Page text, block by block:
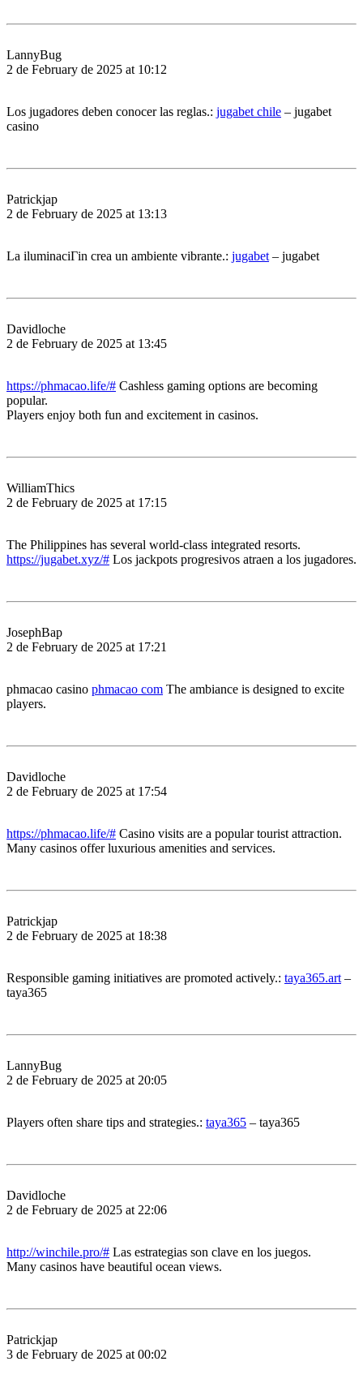
LannyBug
2 de February de 2025 at 10:12
Los jugadores deben conocer las reglas.: jugabet chile – jugabet
casino
Patrickjap
2 de February de 2025 at 13:13
La iluminaciГіn crea un ambiente vibrante.: jugabet – jugabet
Davidloche
2 de February de 2025 at 13:45
https://phmacao.life/# Cashless gaming options are becoming
popular.
Players enjoy both fun and excitement in casinos.
WilliamThics
2 de February de 2025 at 17:15
The Philippines has several world-class integrated resorts.
https://jugabet.xyz/# Los jackpots progresivos atraen a los jugadores.
JosephBap
2 de February de 2025 at 17:21
phmacao casino phmacao com The ambiance is designed to excite
players.
Davidloche
2 de February de 2025 at 17:54
https://phmacao.life/# Casino visits are a popular tourist attraction.
Many casinos offer luxurious amenities and services.
Patrickjap
2 de February de 2025 at 18:38
Responsible gaming initiatives are promoted actively.: taya365.art –
taya365
LannyBug
2 de February de 2025 at 20:05
Players often share tips and strategies.: taya365 – taya365
Davidloche
2 de February de 2025 at 22:06
http://winchile.pro/# Las estrategias son clave en los juegos.
Many casinos have beautiful ocean views.
Patrickjap
3 de February de 2025 at 00:02